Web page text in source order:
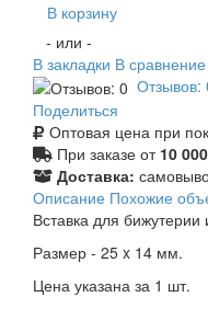
В корзину
- или -
В закладки В сравнение
Отзывов:
Поделиться
Оптовая цена при
При заказе от 10
Доставка:
Описание Похожие
Вставка для
Размер - 25 x 14 мм.
Цена указана за 1 шт.